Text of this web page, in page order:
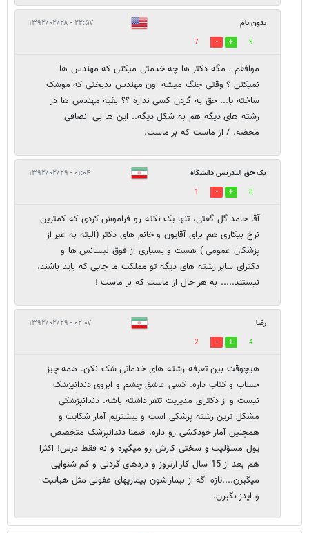
بدون نام ۲۲:۵۷ - ۱۳۹۲/۰۲/۲۸
9
7
موافقم . مگه دکتر ها چه خدمتی میکنن که مهندس ها
نمیکنن ؟ وقتی جنگ میشه اون مهندس بدبختی که موشک
ساخته یا... حق به گردن کسی نداره ؟؟ بقیه مهندس ها در
رشته های دیگه هم به شکل دیگه.. این ها بی انصافی
محضه. / از ماست که بر ماست.
یک حق التدریس دانشگاه ۰۱:۰۴ - ۱۳۹۲/۰۲/۲۹
8
1
آقا حامد گل گفتی، تنها یک نکته رو فراموش کردی که کمترین
نرخ بیکاری هم برای آقایون و خانم های دکتر (البته به غیر از
پزشکان عمومی ) هست و بسیاری از فوق لیسانس ها و
دکترای سایر رشته های دیگه تو مملکت ما جایی که باید باشند،
نیستند..... به هر حال از ماست که بر ماست !
رضا ۰۲:۰۷ - ۱۳۹۲/۰۲/۲۹
4
2
هیچوقت بین تعرفه رشته های خدماتی شک نکن. همه چیز
حساب و کتاب داره. کسی عاشق چشم و ابروی دندانپزشک
نیست و از دکترای مدیریت تنفر داشته باشه. دندانپزشکی
مشکل ترین رشته پزشکی است و بیشتریم آمار شکایت و
همچنین آمار خودکشی رو داره. ضمنا دندانپزشک متخصص
پول مسؤلیت و سختی کارش رو میگیره و نه فقط درس! اکثرا
هم بعد از 15 سال کار آرتروز و دردهای گردنی و کم شنوایی
میگیرن....تازه اگه از بیماراشون بیماریهای عفونی مثل هپاتیت
و ایدز نگیرن.